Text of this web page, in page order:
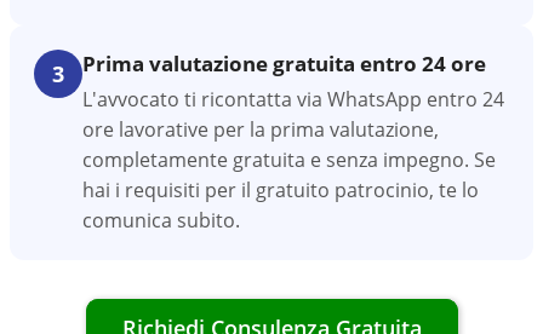
3 Prima valutazione gratuita entro 24 ore
L'avvocato ti ricontatta via WhatsApp entro 24
ore lavorative per la prima valutazione,
completamente gratuita e senza impegno. Se
hai i requisiti per il gratuito patrocinio, te lo
comunica subito.
Richiedi Consulenza Gratuita